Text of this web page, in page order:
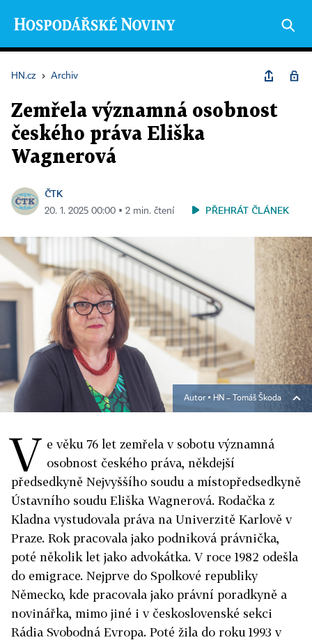
HN.cz › Archiv
Zemřela významná osobnost
českého práva Eliška
Wagnerová
ČTK
20. 1. 2025 00:00 ▪ 2 min. čtení PŘEHRÁT ČLÁNEK
Autor ▪ HN – Tomáš Škoda
V e věku 76 let zemřela v sobotu významná
osobnost českého práva, někdejší
předsedkyně Nejvyššího soudu a místopředsedkyně
Ústavního soudu Eliška Wagnerová. Rodačka z
Kladna vystudovala práva na Univerzitě Karlově v
Praze. Rok pracovala jako podniková právnička,
poté několik let jako advokátka. V roce 1982 odešla
do emigrace. Nejprve do Spolkové republiky
Německo, kde pracovala jako právní poradkyně a
novinářka, mimo jiné i v československé sekci
Rádia Svobodná Evropa. Poté žila do roku 1993 v